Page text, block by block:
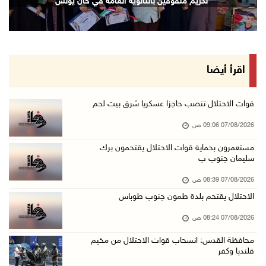
06/آب/2026 10:45 م
الاحتلال يعتقل شابين من المغير
وزير الداخلية يبحث مع مكافحة المخدرات الدولي ...
رئيس بلدية الخليل يطلع وفدا أميركيا على تطورا ...
06/آب/2026 09:59 م
06/آب/2026 09:17 م
إصابة مسن بجروح ورضوض إثر اعتداء جيش الاحتلال ...
06/آب/2026 09:13 م
ورشة توصي بخطة عاجلة لاستعادة التعليم الوجاهي ...
الرئيس يستقبل مجلس بلدية رام الله ويشدد على د ...
اقرأ أيضا
قوات الاحتلال تنصب حاجزا عسكريا شرق بيت لحم
07/08/2026 09:06 ص
مستعمرون بحماية قوات الاحتلال يقتحمون برك
سليمان جنوب ب
07/08/2026 08:39 ص
الاحتلال يقتحم بلدة طمون جنوب طوباس
07/08/2026 08:24 ص
محافظة القدس: انسحاب قوات الاحتلال من مخيم
قلنديا وكفر